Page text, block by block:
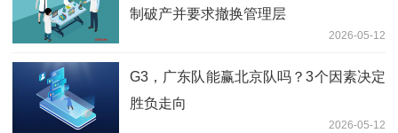
制破产并要求撤换管理层
2026-05-12
G3，广东队能赢北京队吗？3个因素决定
胜负走向
2026-05-12